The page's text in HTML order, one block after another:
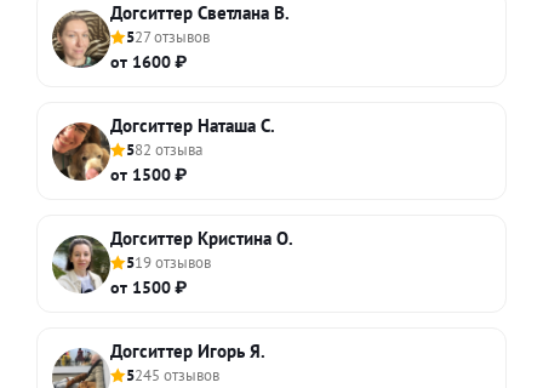
Догситтер Светлана В.
527 отзывов
от 1600 ₽
Догситтер Наташа С.
582 отзыва
от 1500 ₽
Догситтер Кристина О.
519 отзывов
от 1500 ₽
Догситтер Игорь Я.
5245 отзывов